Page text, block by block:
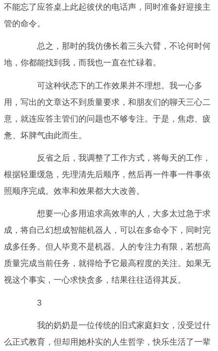
不能忘了应答桌上此起彼伏的电话声，同时准备好迎接主
管的命令。
总之，那时的我仿佛长着三头六臂，不论何时何
地，你都能找到我，而我也一直在忙碌着。
可这种状态下的工作效果并不理想。我一心多
用，写出的文章达不到质量要求，和朋友们的聊天三心二
意，就连应答主管们的问题也不够专注。于是，焦虑、疲
惫、坏脾气由此而生。
反省之后，我调整了工作方式，将每天的工作，
根据轻重缓急，先理清先后顺序，然后再一件事一件事依
照顺序完成。效率和效果都大大改善。
想要一心多用追求高效率的人，大多太过急于求
成，将自己幻想成智能机器人，可以在多命令下，同时完
成多任务。但人毕竟不是机器。人的专注力有限，若想高
质量完成当前任务，就得给予它最高程度的关注。如果无
视这个事实，一心求快贪多，结果往往适得其反。
3
我的奶奶是一位传统的旧式家庭妇女，没受过什
么正式教育，但却用她朴实的人生哲学，快乐生活了一辈